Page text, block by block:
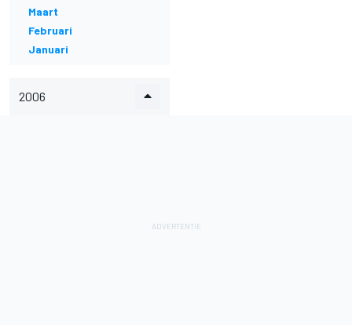
Maart
Februari
Januari
2006